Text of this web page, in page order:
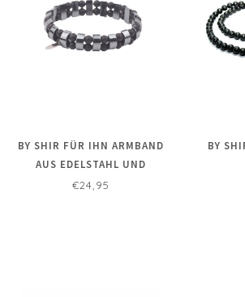
BY SHIR FÜR IHN ARMBAND
AUS EDELSTAHL UND
SCHWARZE PERLE
€24,95
BY